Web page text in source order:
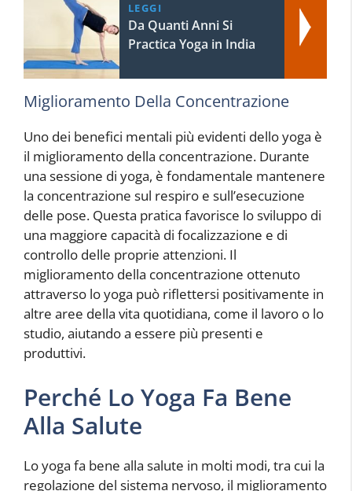
LEGGI
Da Quanti Anni Si
Practica Yoga in India
Miglioramento Della Concentrazione
Uno dei benefici mentali più evidenti dello yoga è
il miglioramento della concentrazione. Durante
una sessione di yoga, è fondamentale mantenere
la concentrazione sul respiro e sull’esecuzione
delle pose. Questa pratica favorisce lo sviluppo di
una maggiore capacità di focalizzazione e di
controllo delle proprie attenzioni. Il
miglioramento della concentrazione ottenuto
attraverso lo yoga può riflettersi positivamente in
altre aree della vita quotidiana, come il lavoro o lo
studio, aiutando a essere più presenti e
produttivi.
Perché Lo Yoga Fa Bene
Alla Salute
Lo yoga fa bene alla salute in molti modi, tra cui la
regolazione del sistema nervoso, il miglioramento